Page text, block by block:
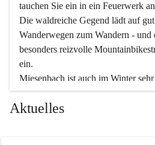
tauchen Sie ein in ein Feuerwerk
Die waldreiche Gegend lädt auf
Wanderwegen zum Wandern - und
besonders reizvolle
ein.
Miesenbach ist auch im Winter
Eisstockschießen gibt es auf dem
wunderschöne Naturschneepisten,
Aktuelles